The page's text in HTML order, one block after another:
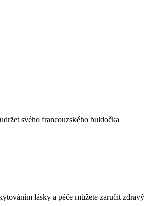
svého francouzského buldočka
lásky a péče můžete zaručit zdravý